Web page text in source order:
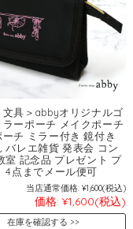
文具＞abbyオリジナルゴ
ラーポーチ メイクポーチ
ーチ ミラー付き 鏡付き
バレエ雑貨 発表会 コン
室 記念品 プレゼント プ
4点までメール便可
当店通常価格: ¥1,600(税込)
価格: ¥1,600(税込)
在庫を確認する